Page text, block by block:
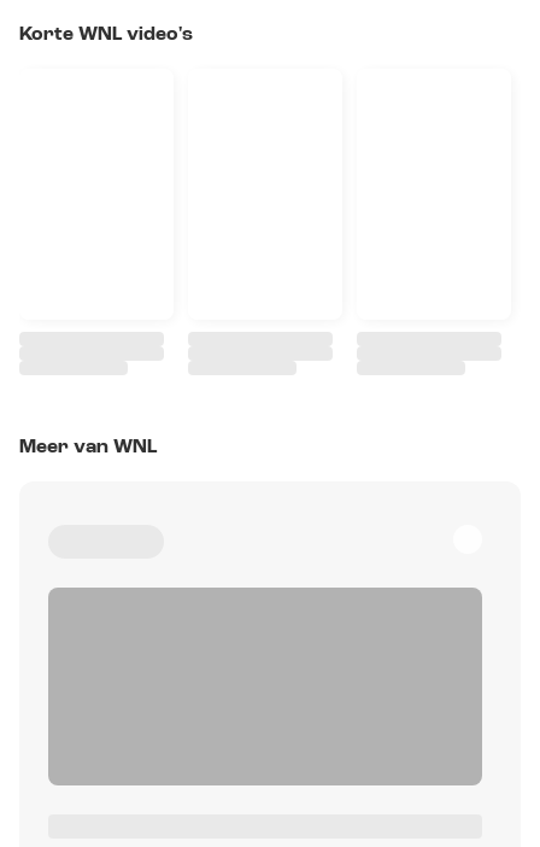
Korte WNL video's
Meer van WNL